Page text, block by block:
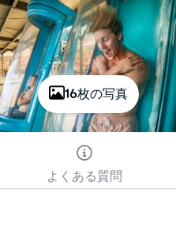
16枚の写真
よくある質問